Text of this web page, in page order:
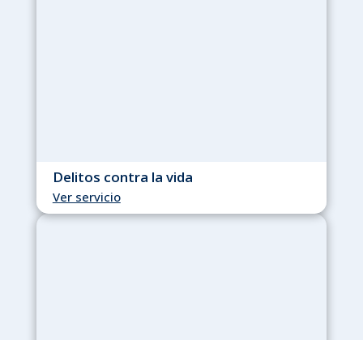
Delitos contra la vida
Ver servicio